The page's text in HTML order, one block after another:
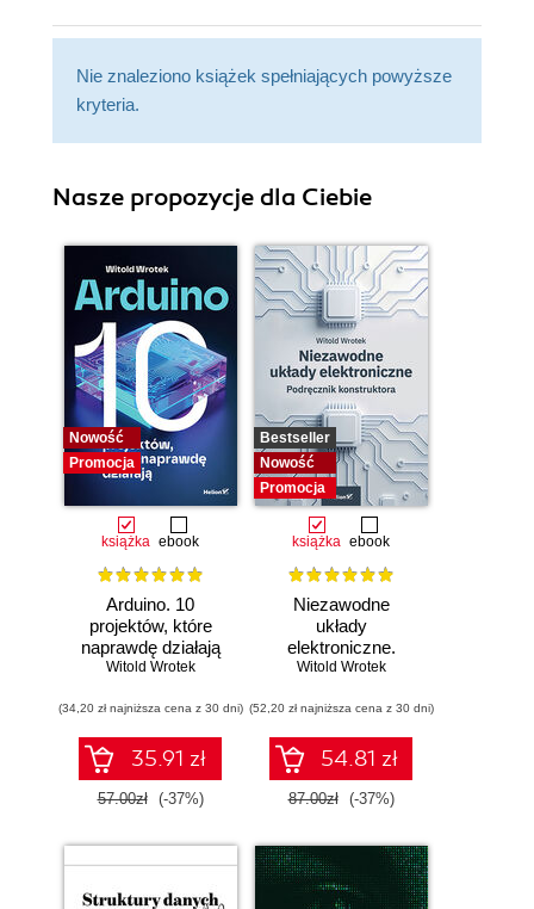
Nie znaleziono książek spełniających powyższe
kryteria.
Nasze propozycje dla Ciebie
Nowość
Promocja
książka ebook
Arduino. 10
projektów, które
naprawdę działają
Witold Wrotek
(34,20 zł najniższa cena z 30 dni)
35.91 zł
57.00zł (-37%)
Bestseller
Nowość
Promocja
książka ebook
Niezawodne
układy
elektroniczne.
Podręcznik
Witold Wrotek
(52,20 zł najniższa cena z 30 dni)
54.81 zł
87.00zł (-37%)